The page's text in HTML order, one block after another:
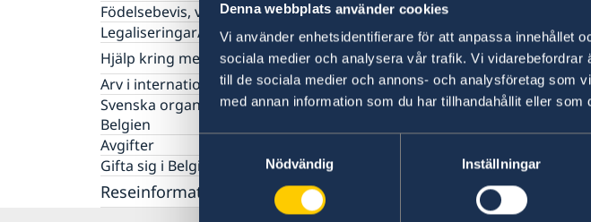
Denna webbplats använder cookies
Vi använder enhetsidentifierare för att anpassa innehållet
sociala medier och analysera vår trafik. Vi
till de sociala medier och annons- och analysföretag som
med annan information som du har tillhandahållit eller
Nödvändig
Inställningar
Samordningsnummer
Provisoriskt pass
Födelsebevis, vigselbevis, intyg om civilstånd
Legaliseringar/apostille
Hjälp kring medborgarskap
Bibehålla svenskt medborgarskap
Registrera nyfödd
Arv i internationella situationer
Svenska organisationer och föreningar i
Belgien
Avgifter
Gifta sig i Belgien
Reseinformation
Generella
Frågor och svar
På regeringen.se
Hjälp till svenskar